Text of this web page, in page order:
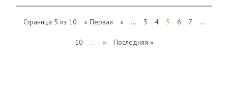
Страница 5 из 10 « Первая « ... 3 4 5 6 7 ...
10 ... » Последняя »